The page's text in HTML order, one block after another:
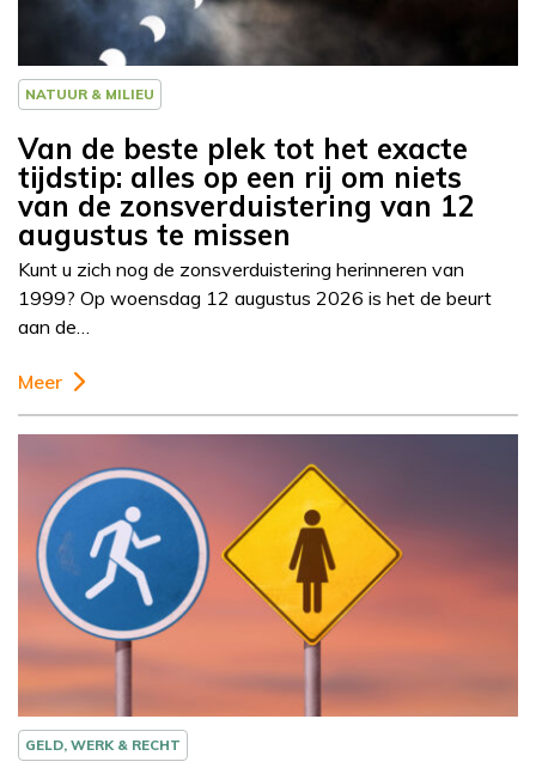
NATUUR & MILIEU
Van de beste plek tot het exacte
tijdstip: alles op een rij om niets
van de zonsverduistering van 12
augustus te missen
Kunt u zich nog de zonsverduistering herinneren van
1999? Op woensdag 12 augustus 2026 is het de beurt
aan de…
Meer
Column
Rogier de Haan
GELD, WERK & RECHT